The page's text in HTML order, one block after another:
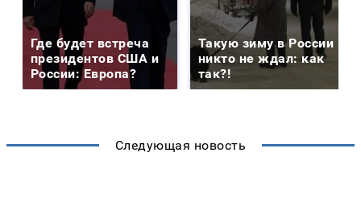
Где будет встреча
президентов США и
России: Европа?
Такую зиму в России
никто не ждал: как
так?!
Следующая новость